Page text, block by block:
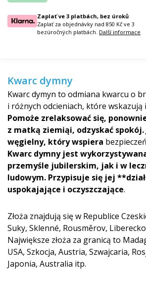
Zaplať ve 3 platbách, bez úroků
Zaplať za objednávky nad 850 Kč ve 3
bezúročných platbách. Další informace
Kwarc dymny
Kwarc dymyn to odmiana kwarcu o
i różnych odcieniach, które wskazują
Pomoże zrelaksować się,
z matką ziemiąi, odzyskać
węgielny, który wspiera
Kwarc dymny jest
przemyśle jubilerskim, jak i w
ludowym. Przypisuje się jej
uspokajające i oczyszczające.
Złoża znajdują się w Republice
Suky, Sklenné, Rousměrov,
Największe złoża za granicą to
USA, Szkocja, Austria, Szwajcaria,
Japonia, Australia itp.